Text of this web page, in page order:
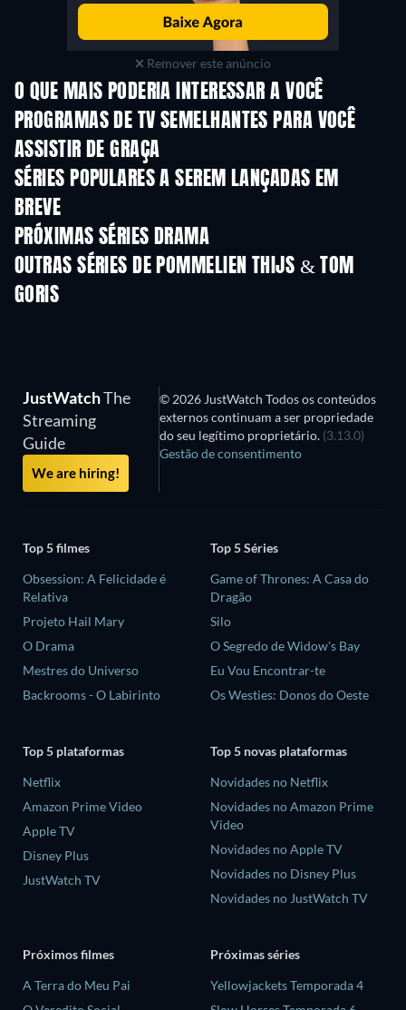
Remover este anúncio
O QUE MAIS PODERIA INTERESSAR A VOCÊ
Série Série
PROGRAMAS DE TV SEMELHANTES PARA VOCÊ
ASSISTIR DE GRAÇA
SÉRIES POPULARES A SEREM LANÇADAS EM
BREVE
PRÓXIMAS SÉRIES DRAMA
Temporada 4
OUTRAS SÉRIES DE POMMELIEN THIJS & TOM
GORIS
JustWatchThe
Streaming
Guide
We are hiring!
© 2026 JustWatch Todos os conteúdos
externos continuam a ser propriedade
do seu legítimo proprietário. (3.13.0)
Gestão de consentimento
Top 5 filmes
Obsession: A Felicidade é
Relativa
Projeto Hail Mary
O Drama
Mestres do Universo
Backrooms - O Labirinto
Top 5 Séries
Game of Thrones: A Casa do
Dragão
Silo
O Segredo de Widow's Bay
Eu Vou Encontrar-te
Os Westies: Donos do Oeste
Top 5 plataformas
Netflix
Amazon Prime Video
Apple TV
Disney Plus
JustWatch TV
Top 5 novas plataformas
Novidades no Netflix
Novidades no Amazon Prime
Video
Novidades no Apple TV
Novidades no Disney Plus
Novidades no JustWatch TV
Próximos filmes
A Terra do Meu Pai
Próximas séries
Yellowjackets Temporada 4